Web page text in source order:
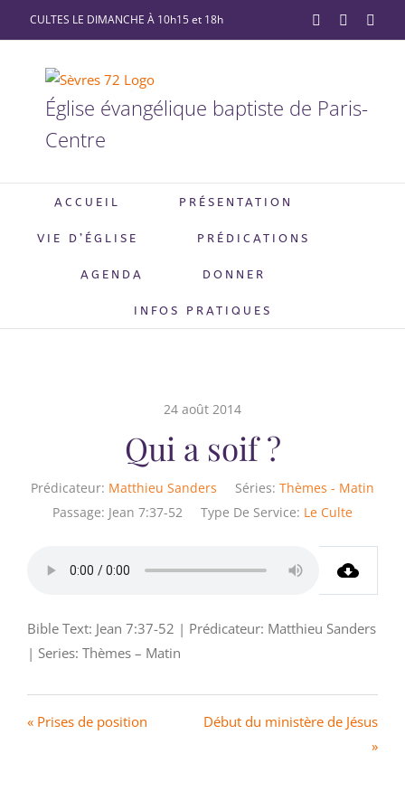
Passer
au
CULTES LE DIMANCHE À 10h15 et 18h YouTubeFacebook
Église évangélique baptiste de Paris-
Centre
ACCUEIL PRÉSENTATION
VIE D’ÉGLISE PRÉDICATIONS
AGENDA DONNER
INFOS PRATIQUES
24 août 2014
Qui a soif ?
Prédicateur: Matthieu Sanders Séries: Thèmes - Matin
Passage: Jean 7:37-52 Type De Service: Le Culte
Bible Text: Jean 7:37-52 | Prédicateur: Matthieu Sanders
| Series: Thèmes – Matin
« Prises de position
Début du ministère de Jésus
»